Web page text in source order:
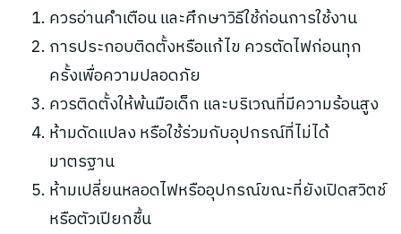
ควรอ่านคำเตือน และศึกษาวิธีใช้ก่อนการใช้งาน
การประกอบติดตั้งหรือแก้ไข ควรตัดไฟก่อนทุก
ครั้งเพื่อความปลอดภัย
ควรติดตั้งให้พ้นมือเด็ก และบริเวณที่มีความร้อนสูง
ห้ามดัดแปลง หรือใช้ร่วมกับอุปกรณ์ที่ไม่ได้
มาตรฐาน
ห้ามเปลี่ยนหลอดไฟหรืออุปกรณ์ขณะที่ยังเปิดสวิตช์
หรือตัวเปียกชื้น